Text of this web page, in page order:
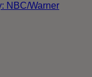
NBC/Warner